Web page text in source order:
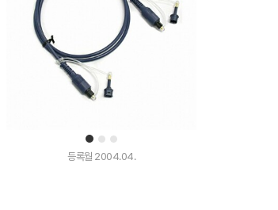
1 2 3
등록월 2004.04.